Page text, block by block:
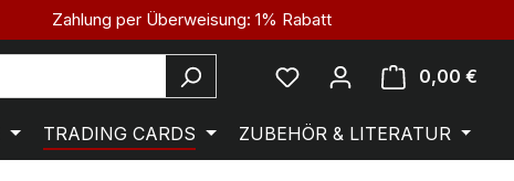
Zahlung per Überweisung: 1% Rabatt
0,00 €
TRADING CARDS ZUBEHÖR & LITERATUR